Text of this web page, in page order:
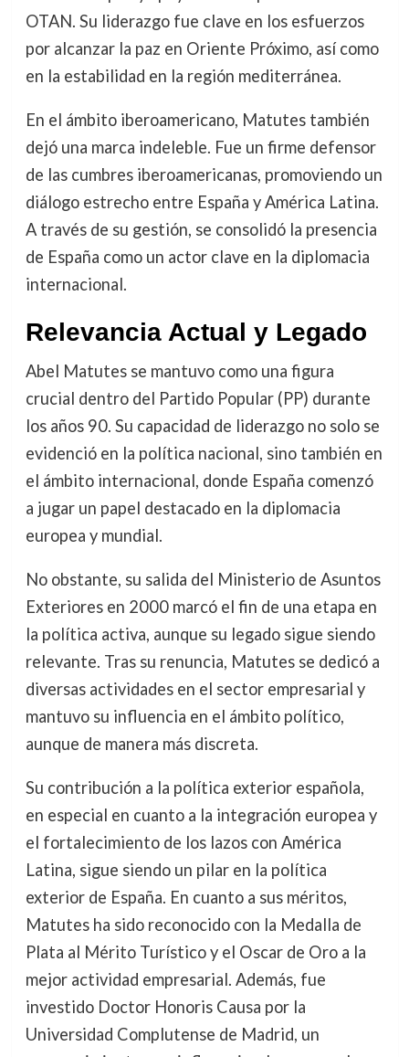
OTAN. Su liderazgo fue clave en los esfuerzos
por alcanzar la paz en Oriente Próximo, así como
en la estabilidad en la región mediterránea.
En el ámbito iberoamericano, Matutes también
dejó una marca indeleble. Fue un firme defensor
de las cumbres iberoamericanas, promoviendo un
diálogo estrecho entre España y América Latina.
A través de su gestión, se consolidó la presencia
de España como un actor clave en la diplomacia
internacional.
Relevancia Actual y Legado
Abel Matutes se mantuvo como una figura
crucial dentro del Partido Popular (PP) durante
los años 90. Su capacidad de liderazgo no solo se
evidenció en la política nacional, sino también en
el ámbito internacional, donde España comenzó
a jugar un papel destacado en la diplomacia
europea y mundial.
No obstante, su salida del Ministerio de Asuntos
Exteriores en 2000 marcó el fin de una etapa en
la política activa, aunque su legado sigue siendo
relevante. Tras su renuncia, Matutes se dedicó a
diversas actividades en el sector empresarial y
mantuvo su influencia en el ámbito político,
aunque de manera más discreta.
Su contribución a la política exterior española,
en especial en cuanto a la integración europea y
el fortalecimiento de los lazos con América
Latina, sigue siendo un pilar en la política
exterior de España. En cuanto a sus méritos,
Matutes ha sido reconocido con la Medalla de
Plata al Mérito Turístico y el Oscar de Oro a la
mejor actividad empresarial. Además, fue
investido Doctor Honoris Causa por la
Universidad Complutense de Madrid, un